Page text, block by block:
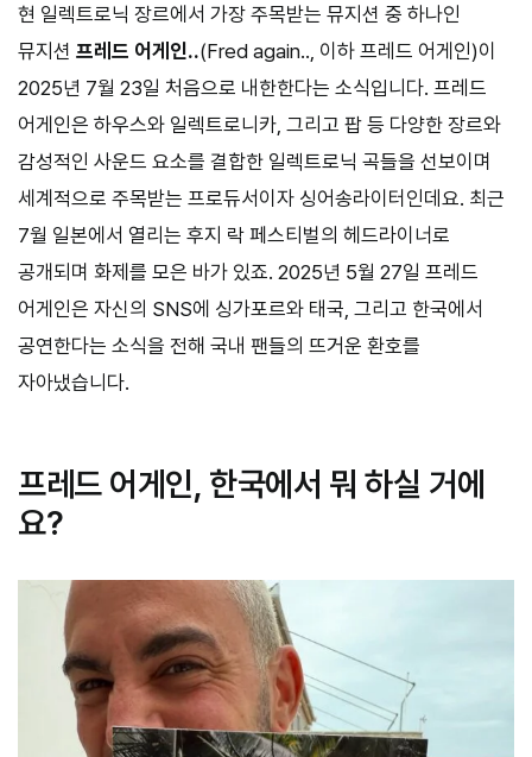
현 일렉트로닉 장르에서 가장 주목받는 뮤지션 중 하나인
뮤지션 프레드 어게인..(Fred again.., 이하 프레드 어게인)이
2025년 7월 23일 처음으로 내한한다는 소식입니다. 프레드
어게인은 하우스와 일렉트로니카, 그리고 팝 등 다양한 장르와
감성적인 사운드 요소를 결합한 일렉트로닉 곡들을 선보이며
세계적으로 주목받는 프로듀서이자 싱어송라이터인데요. 최근
7월 일본에서 열리는 후지 락 페스티벌의 헤드라이너로
공개되며 화제를 모은 바가 있죠. 2025년 5월 27일 프레드
어게인은 자신의 SNS에 싱가포르와 태국, 그리고 한국에서
공연한다는 소식을 전해 국내 팬들의 뜨거운 환호를
자아냈습니다.
프레드 어게인, 한국에서 뭐 하실 거에
요?